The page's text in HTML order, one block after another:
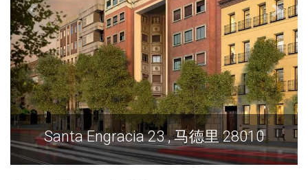
Santa Engracia 23 , 马德里 28010